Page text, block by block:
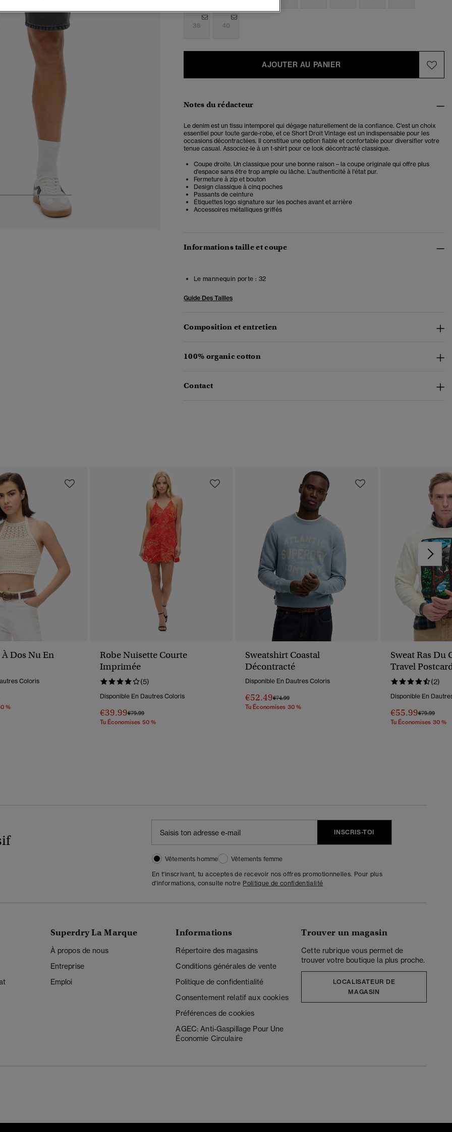
38 40
AJOUTER AU PANIER
Notes du rédacteur
Le denim est un tissu intemporel qui dégage naturellement de la confiance. C'est un choix
essentiel pour toute garde-robe, et ce Short Droit Vintage est un indispensable pour les
occasions décontractées. Il constitue une option fiable et confortable pour diversifier votre
tenue casual. Associez-le à un t-shirt pour ce look décontracté classique.
Coupe droite. Un classique pour une bonne raison – la coupe originale qui offre plus
d'espace sans être trop ample ou lâche. L'authenticité à l'état pur.
Fermeture à zip et bouton
Design classique à cinq poches
Passants de ceinture
Étiquettes logo signature sur les poches avant et arrière
Accessoires métalliques griffés
Informations taille et coupe
Le mannequin porte : 32
Guide Des Tailles
Composition et entretien
100% organic cotton
Contact
Dos Nu En
Coloris
De
%
Robe Nuisette Courte
Imprimée
(5)
Disponible En Dautres Coloris
€39.99Prix Réduit De
€79.99À
Tu Économises 50 %
Sweatshirt Coastal
Décontracté
Disponible En Dautres Coloris
€52.49Prix Réduit De
€74.99À
Tu Économises 30 %
Sweat Ras Du
Travel
(2)
Disponible En
€55.99Prix Réduit
€79.99À
Tu Économises 30 %
INSCRIS-TOI
Vêtements homme
Vêtements femme
En t'inscrivant, tu acceptes de recevoir nos offres promotionnelles. Pour plus
d'informations, consulte notre Politique de confidentialité
Superdry La Marque
À propos de nous
Entreprise
Emploi
Informations
Répertoire des magasins
Conditions générales de vente
Politique de confidentialité
Consentement relatif aux cookies
Préférences de cookies
AGEC: Anti-Gaspillage Pour Une
Économie Circulaire
Trouver un magasin
Cette rubrique vous permet de
trouver votre boutique la plus proche.
LOCALISATEUR DE
MAGASIN